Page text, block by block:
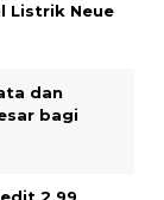
Listrik Neue
dan
bagi